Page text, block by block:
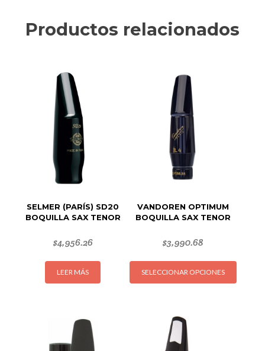
Productos relacionados
SELMER (PARÍS) SD20
BOQUILLA SAX TENOR
$4,956.26
LEER MÁS
VANDOREN OPTIMUM
BOQUILLA SAX TENOR
$3,990.68
SELECCIONAR OPCIONES
Este